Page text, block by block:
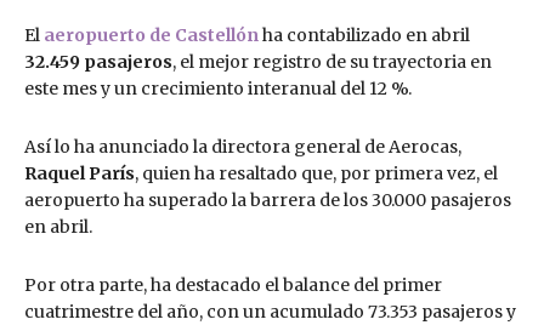
El aeropuerto de Castellónha contabilizado en abril
32.459 pasajeros, el mejor registro de su trayectoria en
este mes y un crecimiento interanual del 12 %.
Así lo ha anunciado la directora general de Aerocas,
Raquel París, quien ha resaltado que, por primera vez, el
aeropuerto ha superado la barrera de los 30.000 pasajeros
en abril.
Por otra parte, ha destacado el balance del primer
cuatrimestre del año, con un acumulado 73.353 pasajeros y